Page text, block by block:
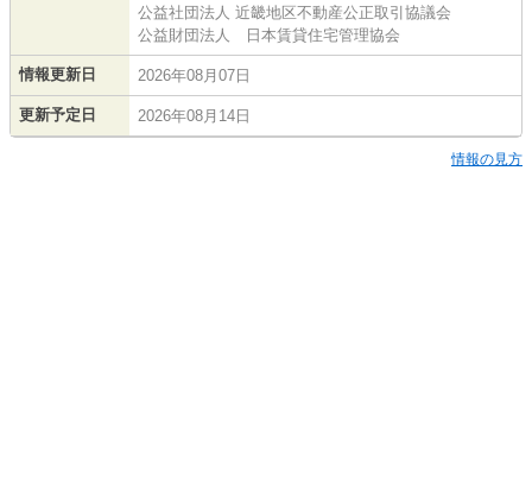
公益社団法人 近畿地区不動産公正取引協議会
公益財団法人 日本賃貸住宅管理協会
情報更新日 2026年08月07日
更新予定日 2026年08月14日
情報の見方